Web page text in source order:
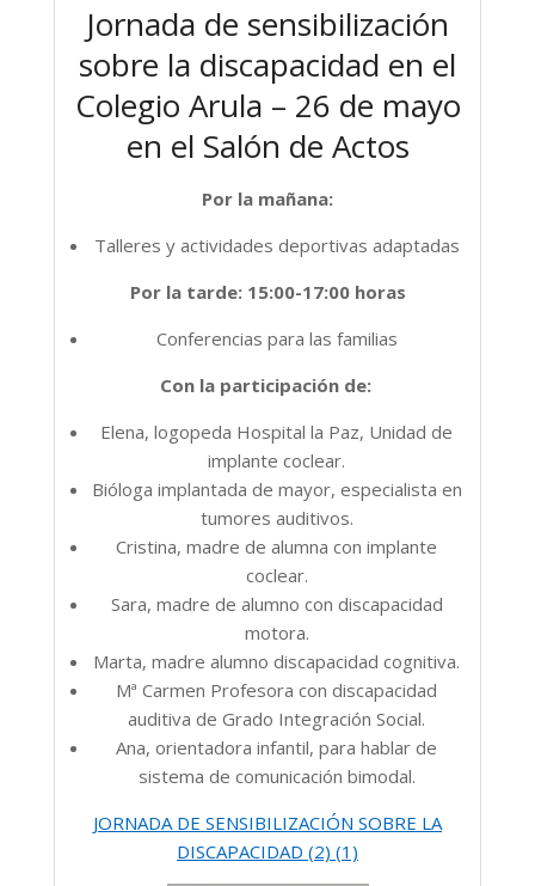
Jornada de sensibilización
sobre la discapacidad en el
Colegio Arula – 26 de mayo
en el Salón de Actos
Por la mañana:
Talleres y actividades deportivas adaptadas
Por la tarde: 15:00-17:00 horas
Conferencias para las familias
Con la participación de:
Elena, logopeda Hospital la Paz, Unidad de
implante coclear.
Bióloga implantada de mayor, especialista en
tumores auditivos.
Cristina, madre de alumna con implante
coclear.
Sara, madre de alumno con discapacidad
motora.
Marta, madre alumno discapacidad cognitiva.
Mª Carmen Profesora con discapacidad
auditiva de Grado Integración Social.
Ana, orientadora infantil, para hablar de
sistema de comunicación bimodal.
JORNADA DE SENSIBILIZACIÓN SOBRE LA
DISCAPACIDAD (2) (1)